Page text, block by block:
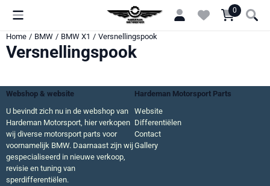
Cookievoorkeuren zijn momenteel gesloten. 0
Home / BMW / BMW X1 / Versnellingspook
Versnellingspook
Webshop & website
Hardeman Motorsport Parts
U bevindt zich nu in de webshop van
Hardeman Motorsport, hier verkopen
wij diverse motorsport parts voor
voornamelijk BMW. Daarnaast zijn wij
gespecialiseerd in nieuwe verkoop,
revisie en tuning van
sperdifferentiëlen.
Website
Differentiëlen
Contact
Gallery